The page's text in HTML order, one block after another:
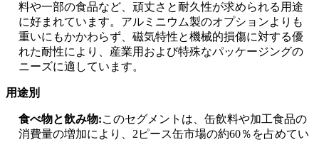
料や一部の食品など、頑丈さと耐久性が求められる用途
に好まれています。アルミニウム製のオプションよりも
重いにもかかわらず、磁気特性と機械的損傷に対する優
れた耐性により、産業用および特殊なパッケージングの
ニーズに適しています。
用途別
食べ物と飲み物:このセグメントは、缶飲料や加工食品の
消費量の増加により、2ピース缶市場の約60％を占めてい